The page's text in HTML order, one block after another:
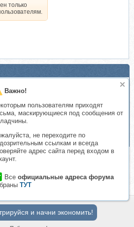
Важно!
пользователям приходят
маскирующиеся под сообщения от
не переходите по
ссылкам и всегда
адрес сайта перед входом в
Все официальные адреса форума
ТУТ
только
система продаж (Филипп
от А до Я. Самая подробная
системы продаж (Кирилл
торговая система (Сергей Бриз)
2015 (Александр Белановский)
принцип высокоэффективных людей
(Ричард Кох)>
и начни экономить!